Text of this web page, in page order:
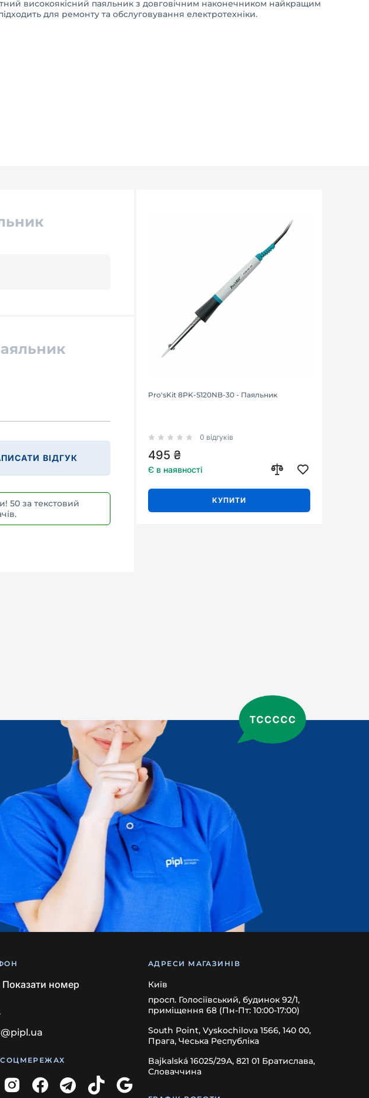
високоякісний паяльник з довговічним наконечником найкращим
для ремонту та обслуговування електротехніки.
ВІДГУК
50 за текстовий
Pro'sKit 8PK-S120NB-30 - Паяльник
0 відгуків
495 ₴
Є в наявності
КУПИТИ
Показати номер
АДРЕСИ МАГАЗИНІВ
Київ
просп. Голосіївський, будинок 92/1,
приміщення 68 (Пн-Пт: 10:00-17:00)
South Point, Vyskochilova 1566, 140 00,
Прага, Чеська Республіка
Bajkalská 16025/29A, 821 01 Братислава,
Словаччина